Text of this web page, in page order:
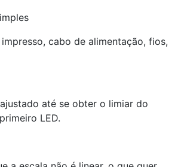
cabo de alimentação, fios,
até se obter o limiar do
LED.